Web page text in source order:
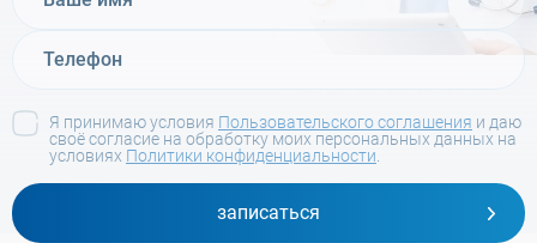
записаться
Я принимаю условия Пользовательского соглашения и даю
своё согласие на обработку моих персональных данных на
условиях Политики конфиденциальности